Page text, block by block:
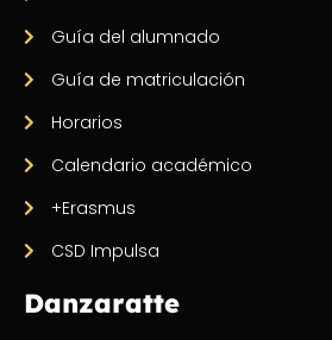
Guía del alumnado
Guía de matriculación
Horarios
Calendario académico
+Erasmus
CSD Impulsa
Danzaratte